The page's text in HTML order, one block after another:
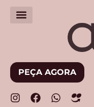
PEÇA AGORA